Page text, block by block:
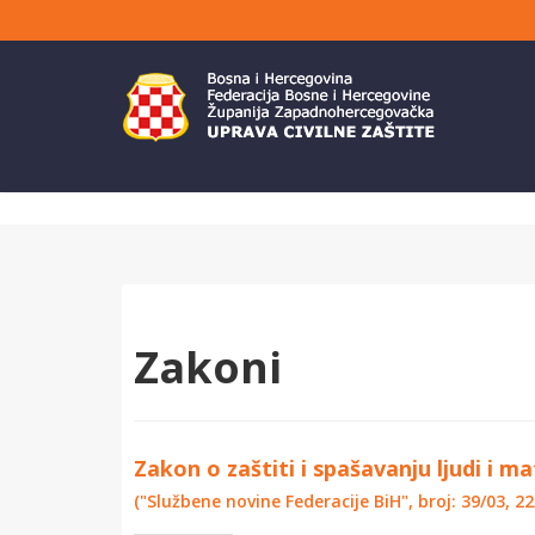
Zakoni
Zakon o zaštiti i spašavanju ljudi i
("Službene novine Federacije BiH", broj: 39/03,